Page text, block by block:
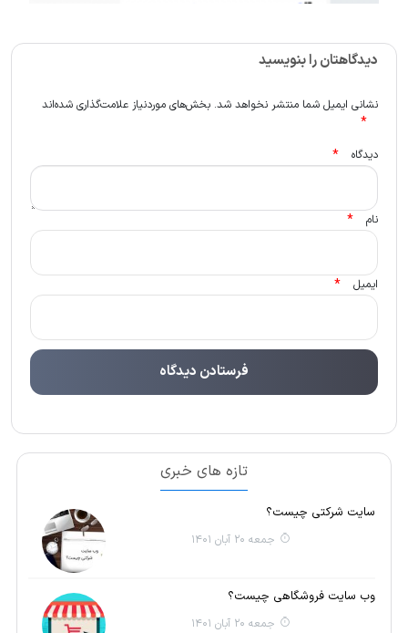
دیدگاهتان را بنویسید
نشانی ایمیل شما منتشر نخواهد شد. بخش‌های موردنیاز علامت‌گذاری شده‌اند
*
دیدگاه *
نام *
ایمیل *
تازه های خبری
سایت شرکتی چیست؟
جمعه 20 آبان 1401
وب سایت فروشگاهی چیست؟
جمعه 20 آبان 1401